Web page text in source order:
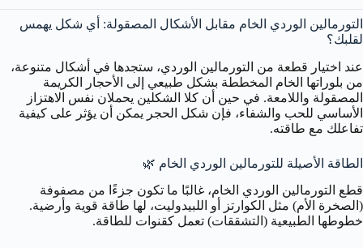
التورمالين الوردي الخام مقابل الأشكال المصقولة: أي شكل يهمس
لقلبك؟
عند اختيار قطعة من التورمالين الوردي، ستجدها في أشكال متنوعة،
من بلوراتها الخام المخططة بشكل طبيعي إلى الأحجار الكريمة
المصقولة واللامعة. في حين أن كلا الشكلين يحملان نفس الاهتزاز
الأساسي للحب والشفاء، فإن شكل الحجر يمكن أن يؤثر على كيفية
تفاعلك مع طاقته.
الطاقة الأصيلة للتورمالين الوردي الخام 🌿
قطع التورمالين الوردي الخام، غالبًا ما تكون جزءًا من مصفوفة
(الصخرة الأم) مثل الكوارتز أو اللبيدوليت، لها طاقة قوية وأرضية.
خطوطها الطبيعية (التشققات) تعمل كقنوات للطاقة.